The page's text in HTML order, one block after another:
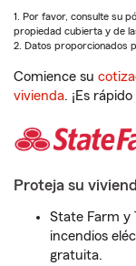
1. Por favor, consulte su
propiedad cubierta y de
2. Datos proporcionados
Comience su
vivienda. ¡Es
Proteja su
State Farm y
incendios
gratuita.